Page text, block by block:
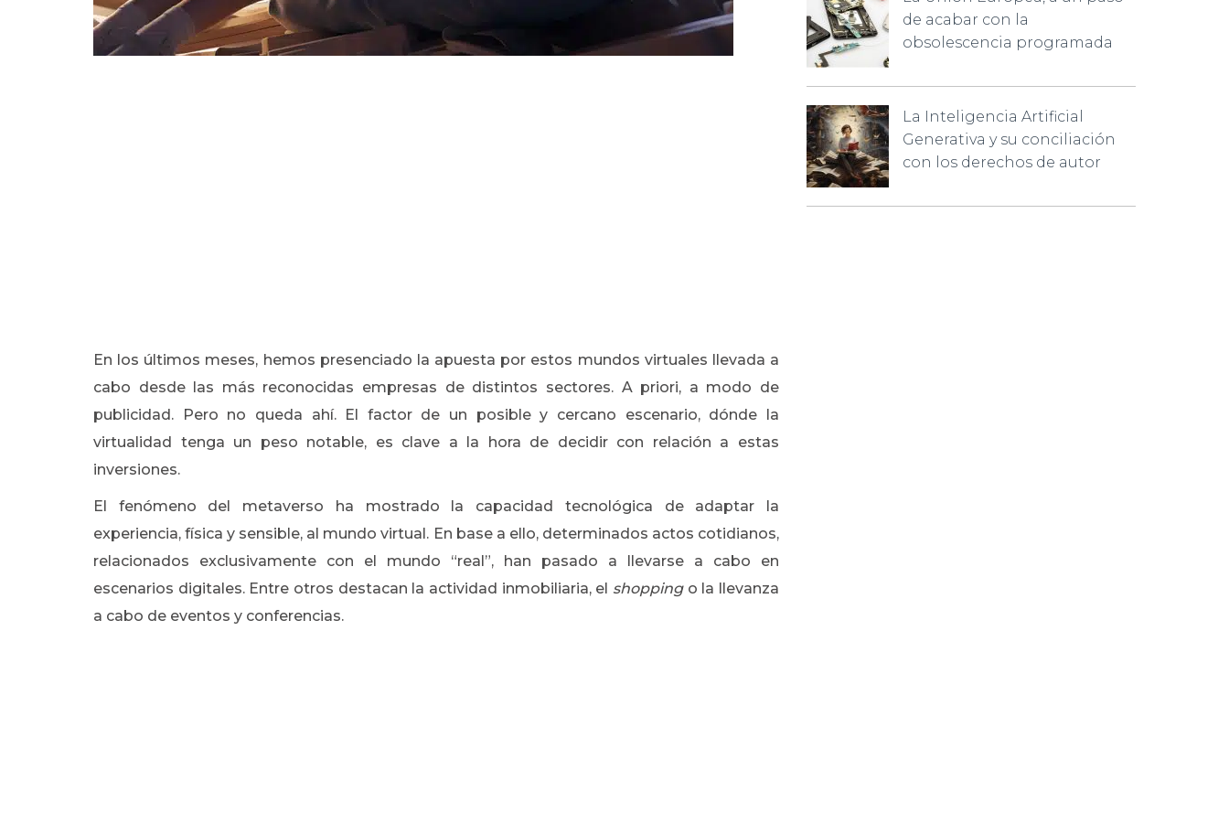
En los últimos meses, hemos presenciado la apuesta por estos mundos virtuales llevada a
cabo desde las más reconocidas empresas de distintos sectores. A priori, a modo de
publicidad. Pero no queda ahí. El factor de un posible y cercano escenario, dónde la
virtualidad tenga un peso notable, es clave a la hora de decidir con relación a estas
inversiones.
El fenómeno del metaverso ha mostrado la capacidad tecnológica de adaptar la
experiencia, física y sensible, al mundo virtual. En base a ello, determinados actos cotidianos,
relacionados exclusivamente con el mundo “real”, han pasado a llevarse a cabo en
escenarios digitales. Entre otros destacan la actividad inmobiliaria, el shoppingo la llevanza
a cabo de eventos y conferencias.
de acabar con la
obsolescencia programada
La Inteligencia Artificial
Generativa y su conciliación
con los derechos de autor